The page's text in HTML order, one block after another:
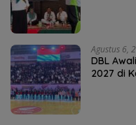
Agustus 6,
DBL
2027 di